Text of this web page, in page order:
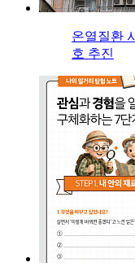
온열질환
호 추진